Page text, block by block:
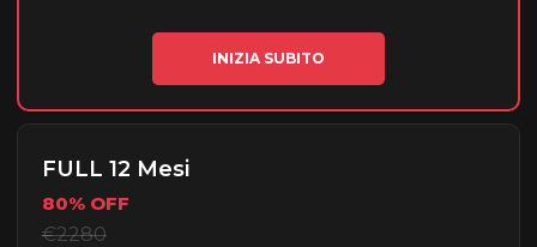
INIZIA SUBITO
FULL 12 Mesi
80% OFF
€2280